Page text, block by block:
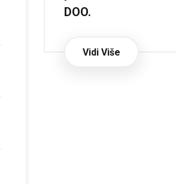
DOO.
Vidi Više